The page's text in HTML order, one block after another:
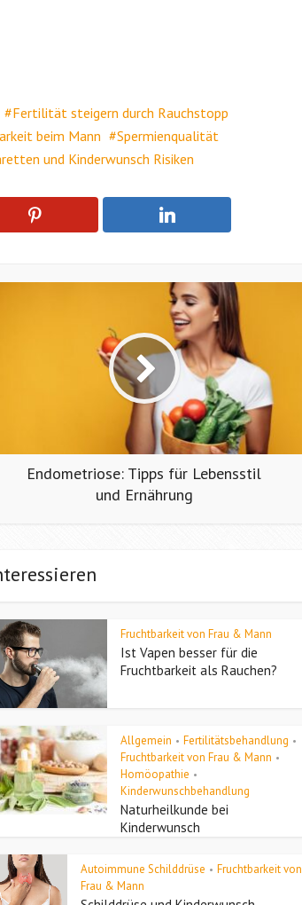
Fertilität steigern durch Rauchstopp
beim Mann
Spermienqualität
und Kinderwunsch Risiken
Endometriose: Tipps für Lebensstil
und Ernährung
Fruchtbarkeit von Frau & Mann
Ist Vapen besser für die
Fruchtbarkeit als Rauchen?
Allgemein • Fertilitätsbehandlung •
Fruchtbarkeit von Frau & Mann •
Homöopathie •
Kinderwunschbehandlung
Naturheilkunde bei
Kinderwunsch
Autoimmune Schilddrüse • Fruchtbarkeit von
Frau & Mann